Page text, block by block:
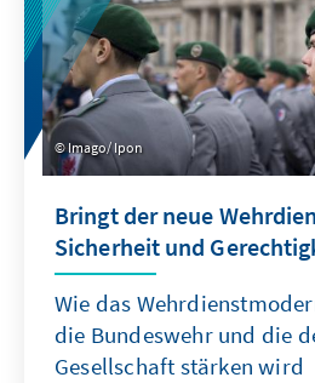
Imago/ Ipon
Bringt der neue
Sicherheit und
Wie das
die Bundeswehr und die
Gesellschaft stärken wird